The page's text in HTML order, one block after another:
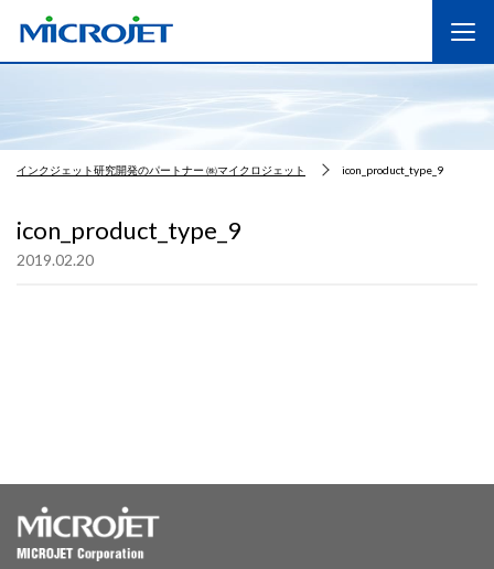
インクジェット研究開発のパートナー ㈱マイクロジェット icon_product_type_9
icon_product_type_9
2019.02.20